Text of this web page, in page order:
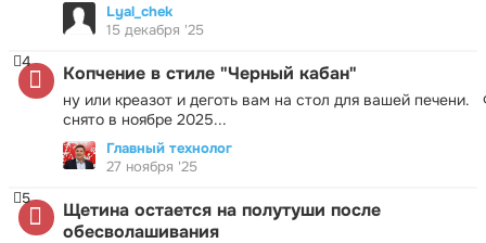
Lyal_chek
15 декабря '25
Копчение в стиле "Черный кабан"
ну или креазот и деготь вам на стол для вашей печени.
снято в ноябре 2025...
4
Главный технолог
27 ноября '25
Щетина остается на полутуши после
обесволашивания
5